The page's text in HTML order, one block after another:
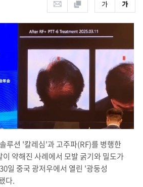
루션 '칼레심'과 고주파(RF)를 병행한
약해진 사례에서 모발 굵기와 밀도가
일 중국 광저우에서 열린 '광둥성
다.